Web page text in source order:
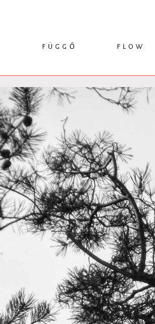
FÜGGŐ
KRITIKA
PODCAST
FLOW
INTERJÚ
IKSZEK
TOPLISTA